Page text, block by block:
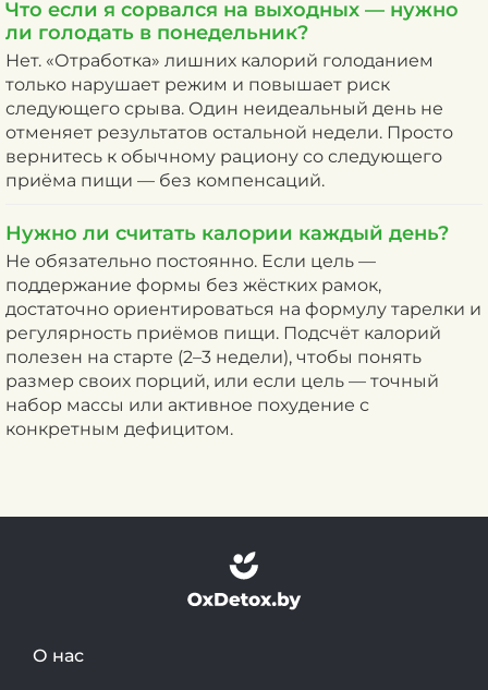
Что если я сорвался на выходных — нужно
ли голодать в понедельник?
Нет. «Отработка» лишних калорий голоданием
только нарушает режим и повышает риск
следующего срыва. Один неидеальный день не
отменяет результатов остальной недели. Просто
вернитесь к обычному рациону со следующего
приёма пищи — без компенсаций.
Нужно ли считать калории каждый день?
Не обязательно постоянно. Если цель —
поддержание формы без жёстких рамок,
достаточно ориентироваться на формулу тарелки и
регулярность приёмов пищи. Подсчёт калорий
полезен на старте (2–3 недели), чтобы понять
размер своих порций, или если цель — точный
набор массы или активное похудение с
конкретным дефицитом.
О нас